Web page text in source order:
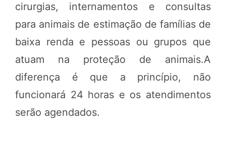
cirurgias, internamentos e consultas
para animais de estimação de famílias de
baixa renda e pessoas ou grupos que
atuam na proteção de animais.A
diferença é que a princípio, não
funcionará 24 horas e os atendimentos
serão agendados.